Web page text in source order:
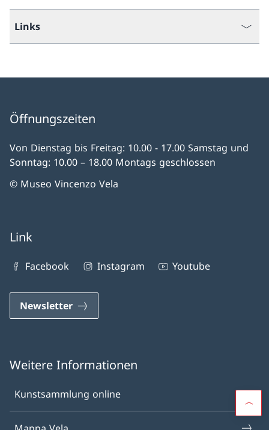
Links
Öffnungszeiten
Von Dienstag bis Freitag: 10.00 - 17.00 Samstag und
Sonntag: 10.00 – 18.00 Montags geschlossen
© Museo Vincenzo Vela
Link
Facebook Instagram Youtube
Newsletter
Weitere Informationen
Kunstsammlung online